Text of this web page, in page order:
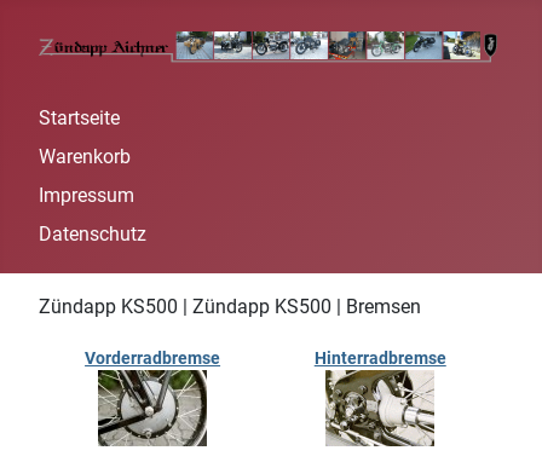
Startseite
Warenkorb
Impressum
Datenschutz
Zündapp KS500 | Zündapp KS500 | Bremsen
Vorderradbremse Hinterradbremse